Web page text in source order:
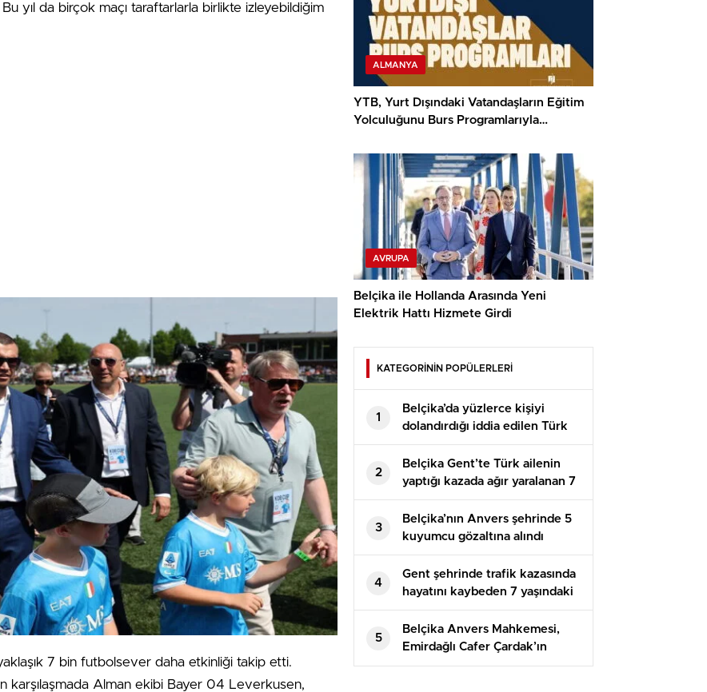
yıl da birçok maçı taraftarlarla birlikte izleyebildiğim
7 bin futbolsever daha etkinliği takip etti.
karşılaşmada Alman ekibi Bayer 04 Leverkusen,
ALMANYA
YTB, Yurt Dışındaki Vatandaşların Eğitim
Yolculuğunu Burs Programlarıyla
AVRUPA
Belçika ile Hollanda Arasında Yeni
Elektrik Hattı Hizmete Girdi
KATEGORİNİN POPÜLERLERİ
1
Belçika’da yüzlerce kişiyi
dolandırdığı iddia edilen Türk
vatandaşı Ömer K. Türkiye’de
ölü bulundu
2
Belçika Gent’te Türk ailenin
yaptığı kazada ağır yaralanan 7
yaşındaki Bulut Ö. hayatını
kaybetti
3
Belçika’nın Anvers şehrinde 5
kuyumcu gözaltına alındı
4
Gent şehrinde trafik kazasında
hayatını kaybeden 7 yaşındaki
Bulut Özlü toprağa verildi
5
Belçika Anvers Mahkemesi,
Emirdağlı Cafer Çardak’ın
katiline müebbet hapis cezası